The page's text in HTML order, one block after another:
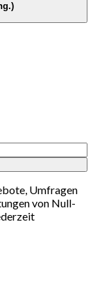
Umfragen
von Null-